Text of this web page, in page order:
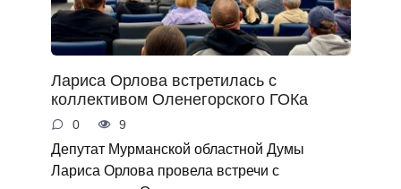
Лариса Орлова встретилась с
коллективом Оленегорского ГОКа
0 9
Депутат Мурманской областной Думы
Лариса Орлова провела встречи с